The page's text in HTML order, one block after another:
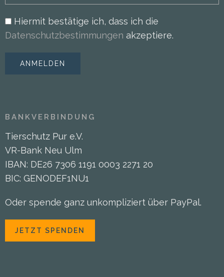
Hiermit bestätige ich, dass ich die
Datenschutzbestimmungen akzeptiere.
BANKVERBINDUNG
Tierschutz Pur e.V.
VR-Bank Neu Ulm
IBAN: DE26 7306 1191 0003 2271 20
BIC: GENODEF1NU1
Oder spende ganz unkompliziert über PayPal.
JETZT SPENDEN